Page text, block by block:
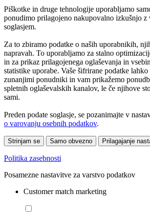
Piškotke in druge tehnologije uporabljamo
ponudimo prilagojeno nakupovalno izkušnjo z
soglasjem.
Za to zbiramo podatke o naših uporabnikih,
napravah. To uporabljamo za stalno
in za prikaz prilagojenega oglaševanja in
statistike uporabe. Vaše šifrirane podatke
zunanjimi ponudniki in vam prikažemo
spletnih oglaševalskih kanalov, le če njihove
sami.
Preden podate soglasje, se pozanimajte v
o varovanju osebnih podatkov.
Strinjam se Samo obvezno Prilagajanje
Politika zasebnosti
Posamezne nastavitve za varstvo podatkov
Customer match marketing